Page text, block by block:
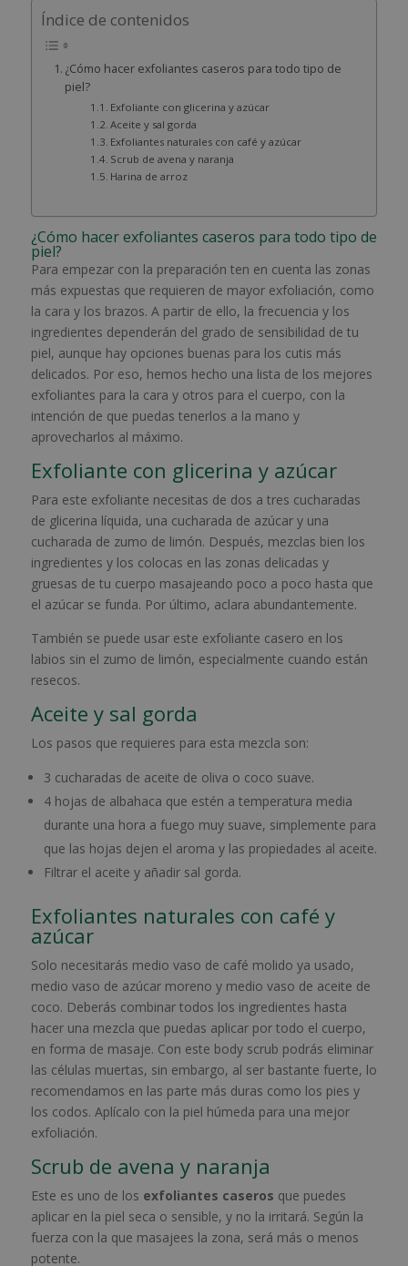
Índice de contenidos
¿Cómo hacer exfoliantes caseros para todo tipo de
piel?
Exfoliante con glicerina y azúcar
Aceite y sal gorda
Exfoliantes naturales con café y azúcar
Scrub de avena y naranja
Harina de arroz
¿Cómo hacer exfoliantes caseros para todo tipo de
piel?
Para empezar con la preparación ten en cuenta las zonas
más expuestas que requieren de mayor exfoliación, como
la cara y los brazos. A partir de ello, la frecuencia y los
ingredientes dependerán del grado de sensibilidad de tu
piel, aunque hay opciones buenas para los cutis más
delicados. Por eso, hemos hecho una lista de los mejores
exfoliantes para la cara y otros para el cuerpo, con la
intención de que puedas tenerlos a la mano y
aprovecharlos al máximo.
Exfoliante con glicerina y azúcar
Para este exfoliante necesitas de dos a tres cucharadas
de glicerina líquida, una cucharada de azúcar y una
cucharada de zumo de limón. Después, mezclas bien los
ingredientes y los colocas en las zonas delicadas y
gruesas de tu cuerpo masajeando poco a poco hasta que
el azúcar se funda. Por último, aclara abundantemente.
También se puede usar este exfoliante casero en los
labios sin el zumo de limón, especialmente cuando están
resecos.
Aceite y sal gorda
Los pasos que requieres para esta mezcla son:
3 cucharadas de aceite de oliva o coco suave.
4 hojas de albahaca que estén a temperatura media
durante una hora a fuego muy suave, simplemente para
que las hojas dejen el aroma y las propiedades al aceite.
Filtrar el aceite y añadir sal gorda.
Exfoliantes naturales con café y
azúcar
Solo necesitarás medio vaso de café molido ya usado,
medio vaso de azúcar moreno y medio vaso de aceite de
coco. Deberás combinar todos los ingredientes hasta
hacer una mezcla que puedas aplicar por todo el cuerpo,
en forma de masaje. Con este body scrub podrás eliminar
las células muertas, sin embargo, al ser bastante fuerte, lo
recomendamos en las parte más duras como los pies y
los codos. Aplícalo con la piel húmeda para una mejor
exfoliación.
Scrub de avena y naranja
Este es uno de los exfoliantes caseros que puedes
aplicar en la piel seca o sensible, y no la irritará. Según la
fuerza con la que masajees la zona, será más o menos
potente.